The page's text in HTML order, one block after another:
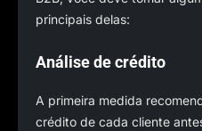
principais delas:
Análise de crédito
A primeira medida
crédito de cada cliente